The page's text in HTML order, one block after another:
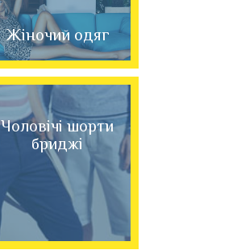
Жіночий одяг
Чоловічі шорти
бриджі